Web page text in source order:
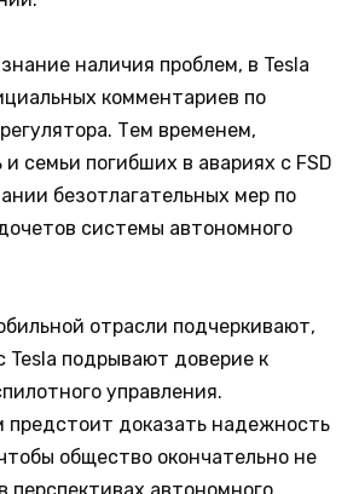
наличия проблем, в Tesla
комментариев по
Тем временем,
семьи погибших в авариях с FSD
безотлагательных мер по
системы автономного
отрасли подчеркивают,
Tesla подрывают доверие к
управления.
предстоит доказать надежность
общество окончательно не